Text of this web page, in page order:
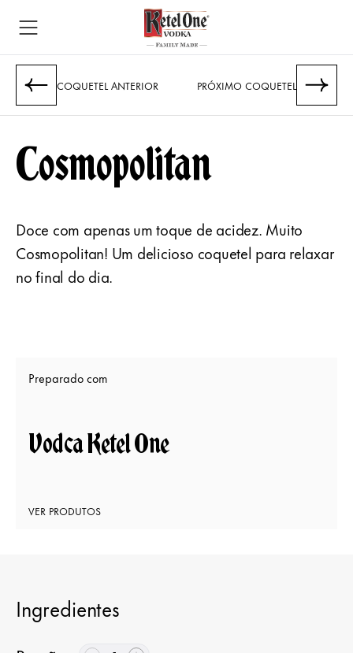
COQUETEL ANTERIOR PRÓXIMO COQUETEL
Cosmopolitan
Doce com apenas um toque de acidez. Muito
Cosmopolitan! Um delicioso coquetel para relaxar
no final do dia.
Preparado com
Vodca Ketel One
VER PRODUTOS
Ingredientes